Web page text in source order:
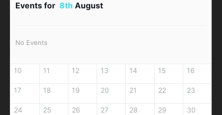
Events for 8th August
No Events
10 11 12 13 14 15 16
17 18 19 20 21 22 23
24 25 26 27 28 29 30